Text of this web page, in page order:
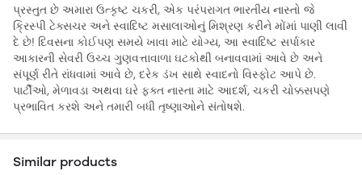
પ્રસ્તુત છે અમારા ઉત્કૃષ્ટ ચકરી, એક પરંપરાગત ભારતીય નાસ્તો જે
ક્રિસ્પી ટેક્સચર અને સ્વાદિષ્ટ મસાલાઓનું મિશ્રણ કરીને મોંમાં પાણી લાવી
દે છે! દિવસના કોઈપણ સમયે ખાવા માટે યોગ્ય, આ સ્વાદિષ્ટ સર્પાકાર
આકારની સેવરી ઉચ્ચ ગુણવત્તાવાળા ઘટકોથી બનાવવામાં આવે છે અને
સંપૂર્ણ રીતે રાંધવામાં આવે છે, દરેક ડંખ સાથે સ્વાદનો વિસ્ફોટ આપે છે.
પાર્ટીઓ, મેળાવડા અથવા ઘરે ફક્ત નાસ્તા માટે આદર્શ, ચકરી ચોક્કસપણે
પ્રભાવિત કરશે અને તમારી બધી તૃષ્ણાઓને સંતોષશે.
Similar products